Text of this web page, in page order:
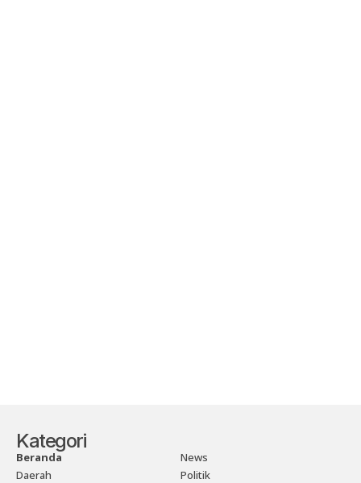
Kategori
Beranda
News
Daerah
Politik